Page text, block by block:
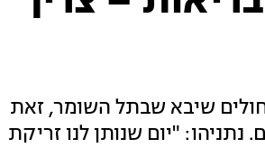
שיבא שבתל השומר, זאת
"יום שנותן לנו זריקת